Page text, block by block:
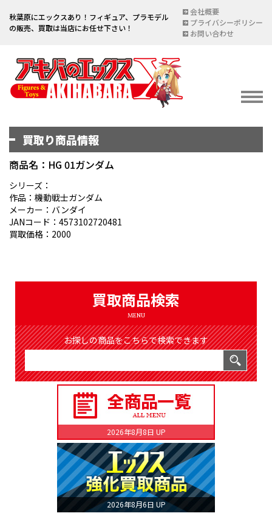
秋葉原にエックスあり！フィギュア、プラモデル
の販売、買取は当店にお任せ下さい！
会社概要
プライバシーポリシー
お問い合わせ
イベント情報
宅配買取のご案内
DELIVERY PURCHASE
買取お申し込み
ASSESSMENT
買取り商品情報
商品名：HG 01ガンダム
シリーズ：
作品：機動戦士ガンダム
メーカー：バンダイ
JANコード：4573102720481
買取価格：2000
買取商品検索
MENU
お探しの商品をこちらで検索できます
2026年8月8日 UP
2026年8月6日 UP